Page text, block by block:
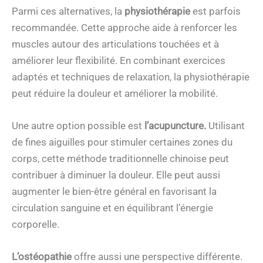
Parmi ces alternatives, la physiothérapie est parfois
recommandée. Cette approche aide à renforcer les
muscles autour des articulations touchées et à
améliorer leur flexibilité. En combinant exercices
adaptés et techniques de relaxation, la physiothérapie
peut réduire la douleur et améliorer la mobilité.
Une autre option possible est l’acupuncture. Utilisant
de fines aiguilles pour stimuler certaines zones du
corps, cette méthode traditionnelle chinoise peut
contribuer à diminuer la douleur. Elle peut aussi
augmenter le bien-être général en favorisant la
circulation sanguine et en équilibrant l’énergie
corporelle.
L’ostéopathie offre aussi une perspective différente.